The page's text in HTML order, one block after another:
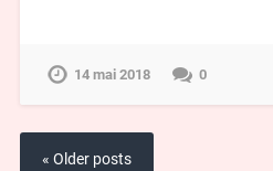
14 mai 2018 0
« Older posts